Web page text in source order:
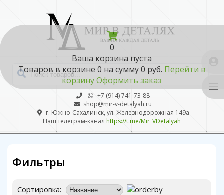
0
Ваша корзина пуста
Товаров в корзине 0 на сумму0 руб. Перейти в
корзинуОформить заказ
+7 (914) 741-73-88
shop@mir-v-detalyah.ru
г. Южно-Сахалинск, ул. Железнодорожная 149а
Наш телеграм-канал https://t.me/Mir_VDetalyah
Фильтры
Сортировка: